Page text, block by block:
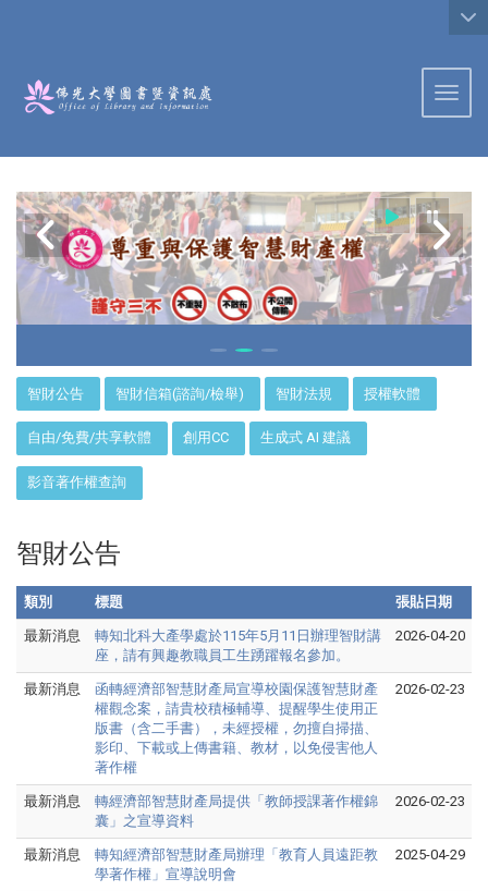
智財公告 智財信箱(諮詢/檢舉) 智財法規 授權軟體
自由/免費/共享軟體 創用CC 生成式 AI 建議
影音著作權查詢
智財公告
類別 標題 張貼日期
最新消息
轉知北科大產學處於115年5月11日辦理智財講
座，請有興趣教職員工生踴躍報名參加。
2026-04-20
最新消息
函轉經濟部智慧財產局宣導校園保護智慧財產
權觀念案，請貴校積極輔導、提醒學生使用正
版書（含二手書），未經授權，勿擅自掃描、
影印、下載或上傳書籍、教材，以免侵害他人
著作權
2026-02-23
最新消息
轉經濟部智慧財產局提供「教師授課著作權錦
囊」之宣導資料
2026-02-23
最新消息
轉知經濟部智慧財產局辦理「教育人員遠距教
學著作權」宣導說明會
2025-04-29